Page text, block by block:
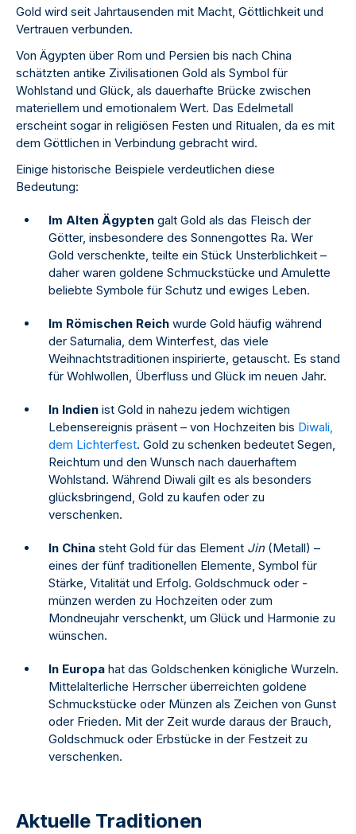
Gold wird seit Jahrtausenden mit Macht, Göttlichkeit und
Vertrauen verbunden.
Von Ägypten über Rom und Persien bis nach China
schätzten antike Zivilisationen Gold als Symbol für
Wohlstand und Glück, als dauerhafte Brücke zwischen
materiellem und emotionalem Wert. Das Edelmetall
erscheint sogar in religiösen Festen und Ritualen, da es mit
dem Göttlichen in Verbindung gebracht wird.
Einige historische Beispiele verdeutlichen diese
Bedeutung:
Im Alten Ägypten galt Gold als das Fleisch der
Götter, insbesondere des Sonnengottes Ra. Wer
Gold verschenkte, teilte ein Stück Unsterblichkeit –
daher waren goldene Schmuckstücke und Amulette
beliebte Symbole für Schutz und ewiges Leben.
Im Römischen Reich wurde Gold häufig während
der Saturnalia, dem Winterfest, das viele
Weihnachtstraditionen inspirierte, getauscht. Es stand
für Wohlwollen, Überfluss und Glück im neuen Jahr.
In Indien ist Gold in nahezu jedem wichtigen
Lebensereignis präsent – von Hochzeiten bis Diwali,
dem Lichterfest. Gold zu schenken bedeutet Segen,
Reichtum und den Wunsch nach dauerhaftem
Wohlstand. Während Diwali gilt es als besonders
glücksbringend, Gold zu kaufen oder zu
verschenken.
In China steht Gold für das Element Jin(Metall) –
eines der fünf traditionellen Elemente, Symbol für
Stärke, Vitalität und Erfolg. Goldschmuck oder -
münzen werden zu Hochzeiten oder zum
Mondneujahr verschenkt, um Glück und Harmonie zu
wünschen.
In Europa hat das Goldschenken königliche Wurzeln.
Mittelalterliche Herrscher überreichten goldene
Schmuckstücke oder Münzen als Zeichen von Gunst
oder Frieden. Mit der Zeit wurde daraus der Brauch,
Goldschmuck oder Erbstücke in der Festzeit zu
verschenken.
Aktuelle Traditionen